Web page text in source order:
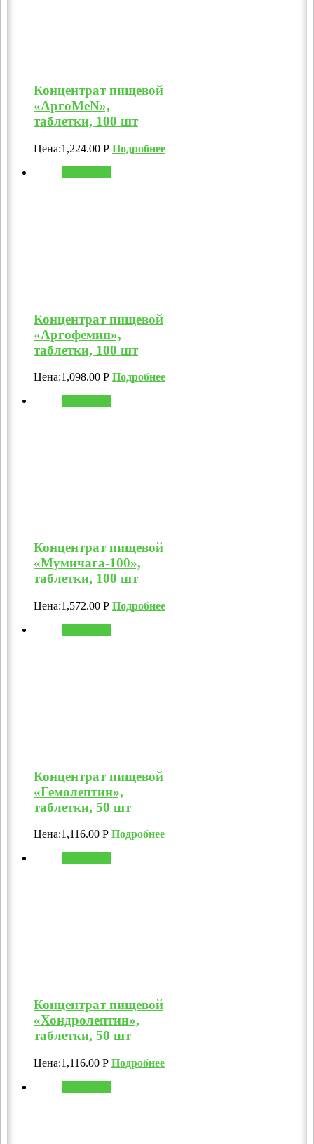
Концентрат пищевой
«АргоMeN»,
таблетки, 100 шт
Цена:1,224.00 Р Подробнее
Концентрат пищевой
«Аргофемин»,
таблетки, 100 шт
Цена:1,098.00 Р Подробнее
Концентрат пищевой
«Мумичага-100»,
таблетки, 100 шт
Цена:1,572.00 Р Подробнее
Концентрат пищевой
«Гемолептин»,
таблетки, 50 шт
Цена:1,116.00 Р Подробнее
Концентрат пищевой
«Хондролептин»,
таблетки, 50 шт
Цена:1,116.00 Р Подробнее